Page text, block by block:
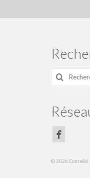
© 2026 Conte86